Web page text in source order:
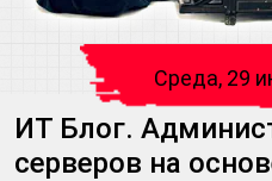
Среда, 29
ИТ Блог.
серверов на